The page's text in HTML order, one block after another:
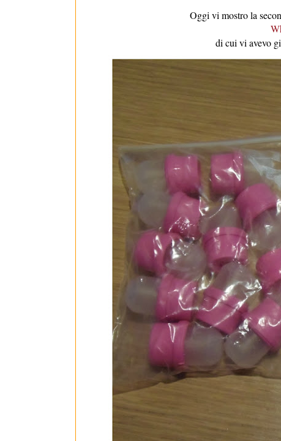
Oggi vi mostro la
di cui vi avevo